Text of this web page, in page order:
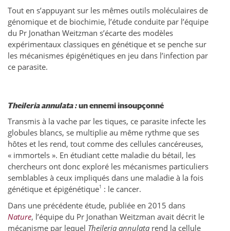
Tout en s’appuyant sur les mêmes outils moléculaires de
génomique et de biochimie, l’étude conduite par l’équipe
du Pr Jonathan Weitzman s’écarte des modèles
expérimentaux classiques en génétique et se penche sur
les mécanismes épigénétiques en jeu dans l’infection par
ce parasite.
Theileria annulata :un ennemi insoupçonné
Transmis à la vache par les tiques, ce parasite infecte les
globules blancs, se multiplie au même rythme que ses
hôtes et les rend, tout comme des cellules cancéreuses,
« immortels ». En étudiant cette maladie du bétail, les
chercheurs ont donc exploré les mécanismes particuliers
semblables à ceux impliqués dans une maladie à la fois
génétique et épigénétique1 : le cancer.
Dans une précédente étude, publiée en 2015 dans
Nature, l’équipe du Pr Jonathan Weitzman avait décrit le
mécanisme par lequel Theileria annulata rend la cellule